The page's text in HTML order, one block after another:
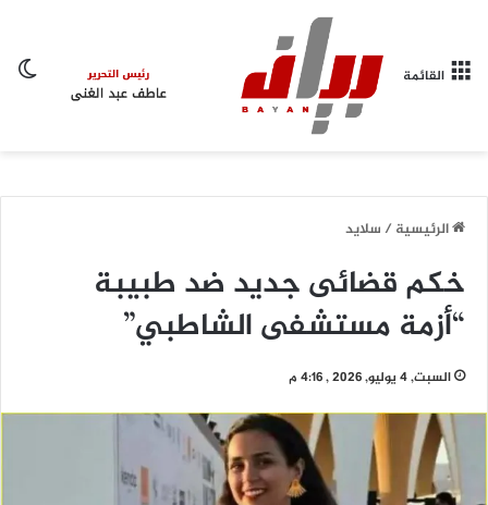
القائمة
الرئيسية/ سلايد
خكم قضائى جديد ضد طبيبة
“أزمة مستشفى الشاطبي”
السبت, 4 يوليو, 2026 , 4:16 م